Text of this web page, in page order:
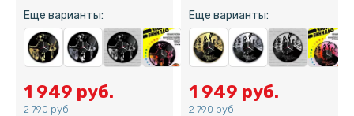
Еще варианты:
1 949 руб.
2 790 руб.
Еще варианты:
1 949 руб.
2 790 руб.